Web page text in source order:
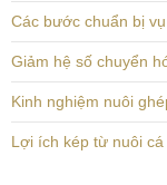
Các bước chuẩn bị
Giảm hệ số chuyển
Kinh nghiệm nuôi
Lợi ích kép từ nuôi